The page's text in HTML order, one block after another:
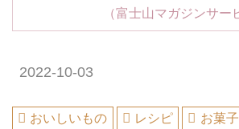
（富士山マガジンサー
2022-10-03
おいしいもの レシピ お菓子